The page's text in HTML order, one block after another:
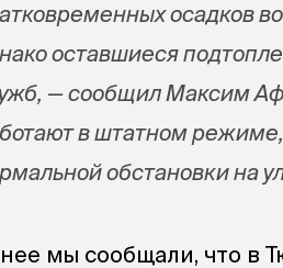
осадков
оставшиеся
— сообщил Максим
в штатном
обстановки на
мы сообщали, что в